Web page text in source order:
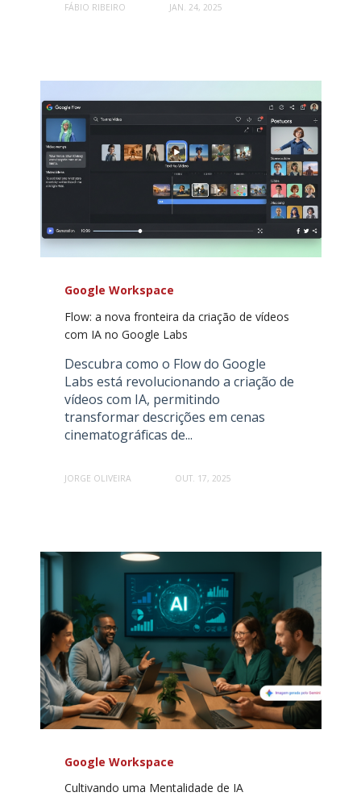
FÁBIO RIBEIRO JAN. 24, 2025
Google Workspace
Flow: a nova fronteira da criação de vídeos
com IA no Google Labs
Descubra como o Flow do Google
Labs está revolucionando a criação de
vídeos com IA, permitindo
transformar descrições em cenas
cinematográficas de...
JORGE OLIVEIRA OUT. 17, 2025
Google Workspace
Cultivando uma Mentalidade de IA